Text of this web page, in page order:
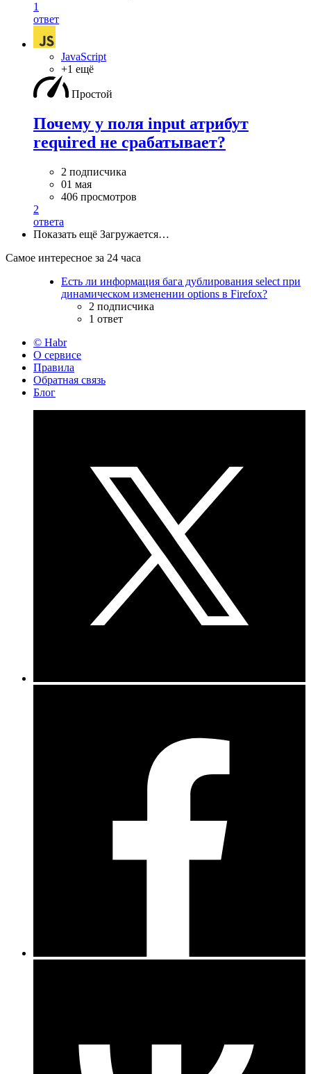
1
ответ
JavaScript
+1 ещё
Простой
Почему у поля input атрибут
required не срабатывает?
2 подписчика
01 мая
406 просмотров
2
ответа
Показать ещё Загружается…
Самое интересное за 24 часа
Есть ли информация бага дублирования select при
динамическом изменении options в Firefox?
2 подписчика
1 ответ
© Habr
О сервисе
Правила
Обратная связь
Блог